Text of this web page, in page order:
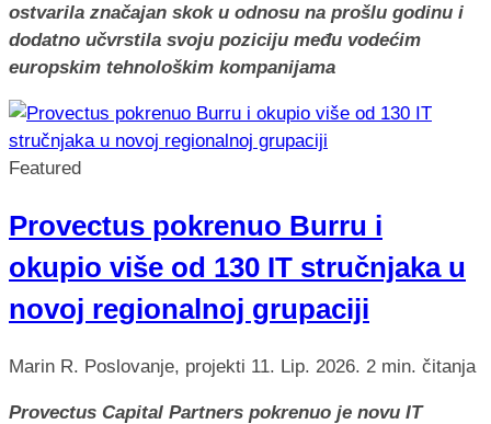
ostvarila značajan skok u odnosu na prošlu godinu i
dodatno učvrstila svoju poziciju među vodećim
europskim tehnološkim kompanijama
Featured
Provectus pokrenuo Burru i
okupio više od 130 IT stručnjaka u
novoj regionalnoj grupaciji
Marin R. Poslovanje, projekti 11. Lip. 2026. 2 min. čitanja
Provectus Capital Partners pokrenuo je novu IT